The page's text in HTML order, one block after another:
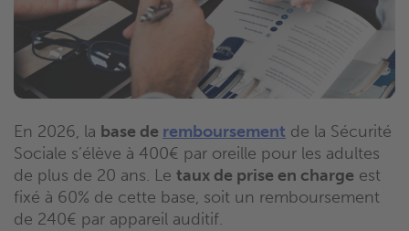
En 2026, la base de remboursement de la Sécurité
Sociale s’élève à 400€ par oreille pour les adultes
de plus de 20 ans. Le taux de prise en charge est
fixé à 60% de cette base, soit un remboursement
de 240€ par appareil auditif.